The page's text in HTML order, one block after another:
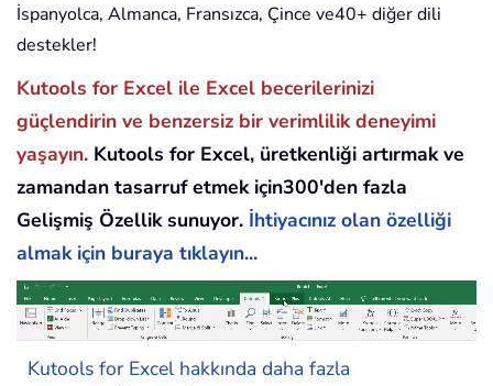
İspanyolca, Almanca, Fransızca, Çince ve40+ diğer dili
destekler!
Kutools for Excel ile Excel becerilerinizi
güçlendirin ve benzersiz bir verimlilik deneyimi
yaşayın. Kutools for Excel, üretkenliği artırmak ve
zamandan tasarruf etmek için300'den fazla
Gelişmiş Özellik sunuyor. İhtiyacınız olan özelliği
almak için buraya tıklayın...
Kutools for Excel hakkında daha fazla